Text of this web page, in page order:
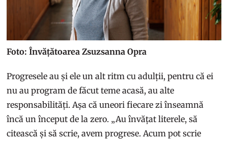
Foto: Învățătoarea Zsuzsanna Opra
Progresele au și ele un alt ritm cu adulții, pentru că ei
nu au program de făcut teme acasă, au alte
responsabilități. Așa că uneori fiecare zi înseamnă
încă un început de la zero. „Au învățat literele, să
citească și să scrie, avem progrese. Acum pot scrie